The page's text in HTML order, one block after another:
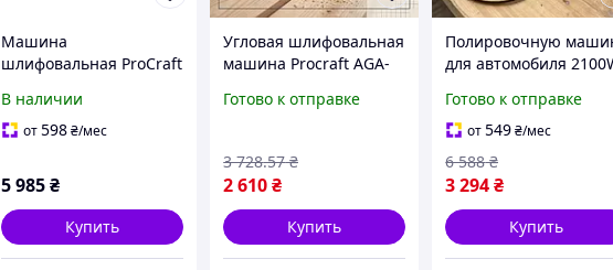
Машина
шлифовальная ProCraft
потолка, Жираф для
шлифовки стен и
года
В наличии
от598₴/мес
5 985₴
Купить
Угловая шлифовальная
машина Procraft AGA-
для резки и шлифовки
помощник для
регулярных работ
Готово к отправке
2 610₴
3 728.57 ₴
Купить
Полировочную
для автомобиля
Профессиональная
полировальная
машина, Шлифовка
авто, RYH
Готово к отправке
от549₴/мес
3 294₴
6 588 ₴
Купить